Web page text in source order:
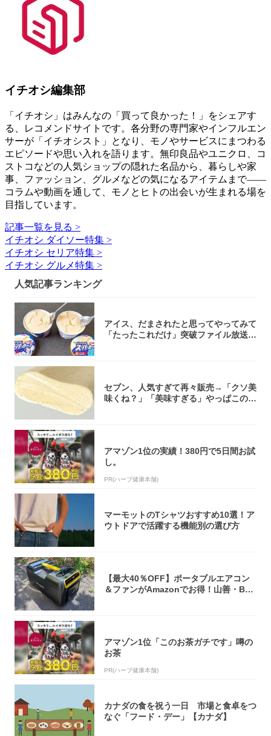
イチオシ編集部
「イチオシ」はみんなの「買って良かった！」をシェアす
る、レコメンドサイトです。各分野の専門家やインフルエン
サーが「イチオシスト」となり、モノやサービスにまつわる
エピソードや思い入れを語ります。無印良品やユニクロ、コ
ストコなどの人気ショップの隠れた名品から、暮らしや家
事、ファッション、グルメなどの気になるアイテムまで――
コラムや動画を通して、モノとヒトの出会いが生まれる場を
目指しています。
記事一覧を見る >
イチオシ ダイソー特集 >
イチオシ セリア特集 >
イチオシ グルメ特集 >
人気記事ランキング
アイス、だまされたと思ってやってみて
「たったこれだけ」突破ファイル放送で
セブン、人気すぎて再々販売→「クソ美
味くね？」「美味すぎる」やっぱこのク
アマゾン1位の実績！380円で5日間お試
し。
PR(ハーブ健康本舗)
マーモットのTシャツおすすめ10選！ア
ウトドアで活躍する機能別の選び方
【最大40％OFF】ポータブルエアコン
＆ファンがAmazonでお得！山善・Bo
アマゾン1位「このお茶ガチです」噂の
お茶
PR(ハーブ健康本舗)
カナダの食を祝う一日 市場と食卓をつ
なぐ「フード・デー」【カナダ】